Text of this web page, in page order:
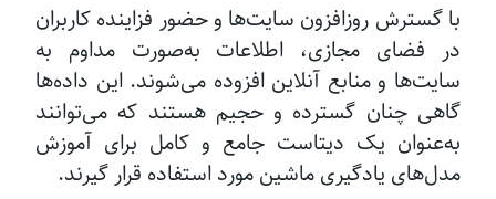
با گسترش روزافزون سایت‌ها و حضور فزاینده کاربران
در فضای مجازی، اطلاعات به‌صورت مداوم به
سایت‌ها و منابع آنلاین افزوده می‌شوند. این داده‌ها
گاهی چنان گسترده و حجیم هستند که می‌توانند
به‌عنوان یک دیتاست جامع و کامل برای آموزش
مدل‌های یادگیری ماشین مورد استفاده قرار گیرند.